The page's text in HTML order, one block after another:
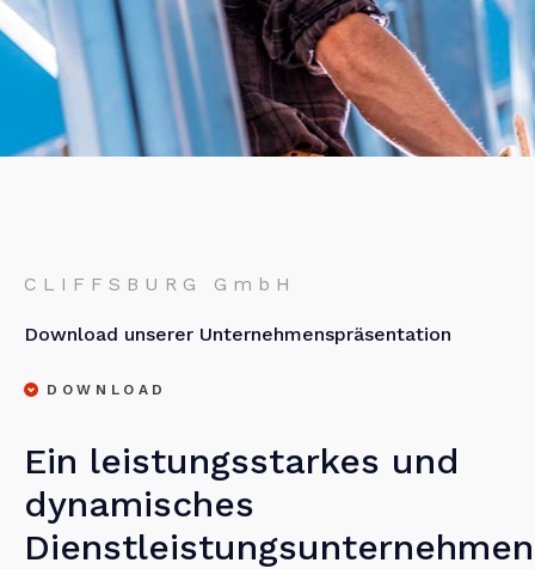
CLIFFSBURG GmbH
Download unserer Unternehmenspräsentation
DOWNLOAD
Ein leistungsstarkes und
dynamisches
Dienstleistungsunternehmen